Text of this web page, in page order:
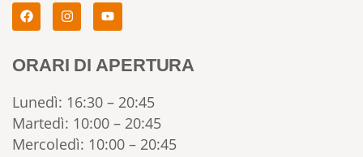
ORARI DI APERTURA
Lunedì: 16:30 – 20:45
Martedì: 10:00 – 20:45
Mercoledì: 10:00 – 20:45